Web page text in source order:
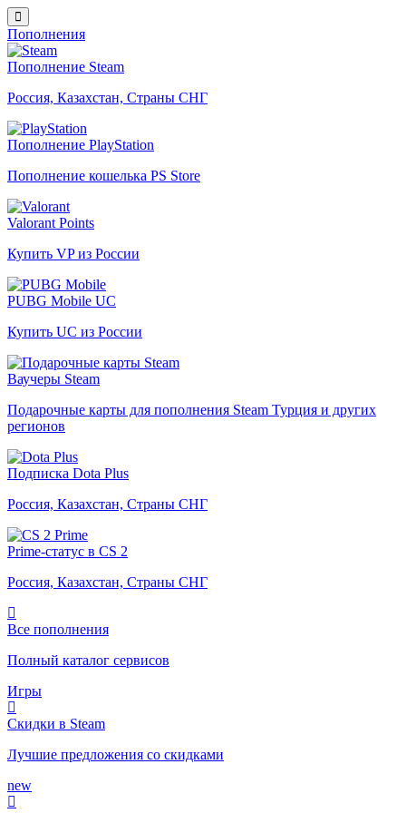
Пополнения
Пополнение Steam
Россия, Казахстан, Страны СНГ
Пополнение PlayStation
Пополнение кошелька PS Store
Valorant Points
Купить VP из России
PUBG Mobile UC
Купить UC из России
Ваучеры Steam
Подарочные карты для пополнения Steam Турция и других
регионов
Подписка Dota Plus
Россия, Казахстан, Страны СНГ
Prime-статус в CS 2
Россия, Казахстан, Страны СНГ
Все пополнения
Полный каталог сервисов
Игры
Скидки в Steam
Лучшие предложения со скидками
new